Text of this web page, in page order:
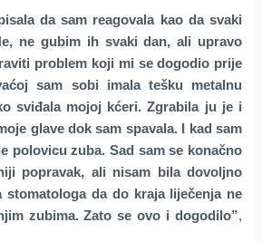
da sam reagovala kao da svaki
ne gubim ih svaki dan, ali upravo
problem koji mi se dogodio prije
sam sobi imala tešku metalnu
sviđala mojoj kćeri. Zgrabila ju je i
glave dok sam spavala. I kad sam
polovicu zuba. Sad sam se konačno
popravak, ali nisam bila dovoljno
stomatologa da do kraja liječenja ne
zubima. Zato se ovo i dogodilo”,